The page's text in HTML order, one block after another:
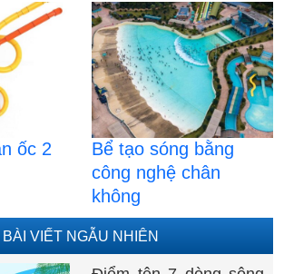
ốc 2
Bể tạo sóng bằng
công nghệ chân
không
BÀI VIẾT NGẪU NHIÊN